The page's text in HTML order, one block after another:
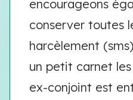
encourageons
conserver toutes
harcèlement
un petit carnet
ex-conjoint est